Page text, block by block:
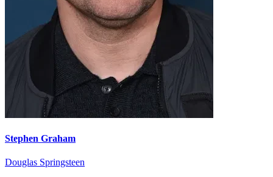
Stephen Graham
Douglas Springsteen